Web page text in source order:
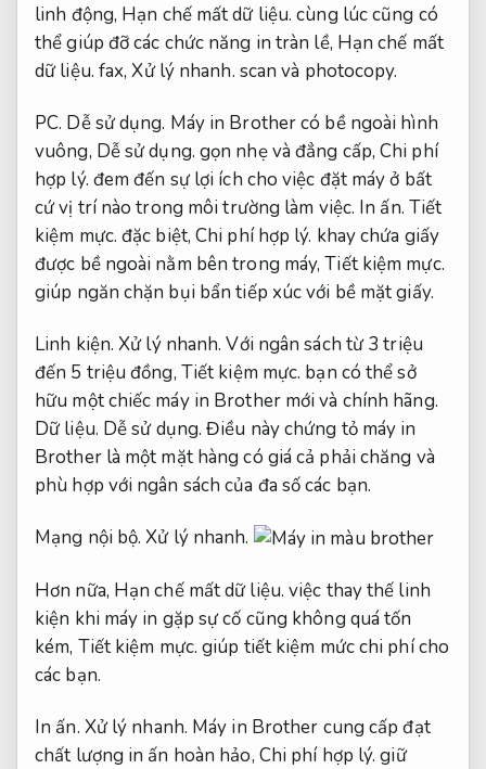
linh động, Hạn chế mất dữ liệu. cùng lúc cũng có
thể giúp đỡ các chức năng in tràn lề, Hạn chế mất
dữ liệu. fax,Xử lý nhanh. scan và photocopy.
PC. Dễ sử dụng. Máy in Brother có bề ngoài hình
vuông, Dễ sử dụng. gọn nhẹ và đẳng cấp,Chi phí
hợp lý. đem đến sự lợi ích cho việc đặt máy ở bất
cứ vị trí nào trong môi trường làm việc. In ấn. Tiết
kiệm mực. đặc biệt,Chi phí hợp lý. khay chứa giấy
được bề ngoài nằm bên trong máy,Tiết kiệm mực.
giúp ngăn chặn bụi bẩn tiếp xúc với bề mặt giấy.
Linh kiện. Xử lý nhanh. Với ngân sách từ 3 triệu
đến 5 triệu đồng, Tiết kiệm mực. bạn có thể sở
hữu một chiếc máy in Brother mới và chính hãng.
Dữ liệu. Dễ sử dụng. Điều này chứng tỏ máy in
Brother là một mặt hàng có giá cả phải chăng và
phù hợp với ngân sách của đa số các bạn.
Mạng nội bộ. Xử lý nhanh.
Hơn nữa, Hạn chế mất dữ liệu. việc thay thế linh
kiện khi máy in gặp sự cố cũng không quá tốn
kém, Tiết kiệm mực. giúp tiết kiệm mức chi phí cho
các bạn.
In ấn. Xử lý nhanh. Máy in Brother cung cấp đạt
chất lượng in ấn hoàn hảo, Chi phí hợp lý. giữ